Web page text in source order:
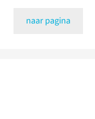
naar pagina